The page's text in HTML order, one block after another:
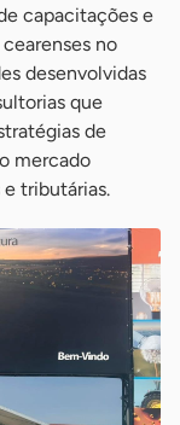
capacitações e
no
desenvolvidas
que
de
mercado
tributárias.